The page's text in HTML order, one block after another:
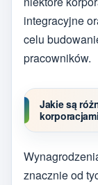
integracyjne
celu
pracowników.
Jakie są
znacznie od